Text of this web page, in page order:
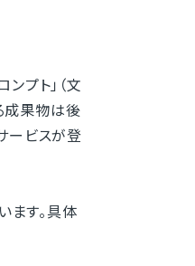
プト」（文
成果物は後
ービスが登
す。具体